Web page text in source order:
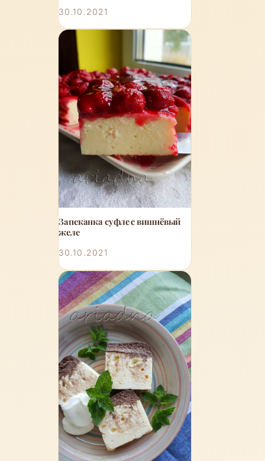
30.10.2021
Запеканка суфле с вишнёвый
желе
30.10.2021